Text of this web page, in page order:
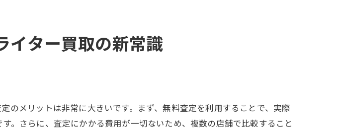
ポート
イター買取の新常識
のメリットは非常に大きいです。まず、無料査定を利用することで、実際
。さらに、査定にかかる費用が一切ないため、複数の店舗で比較すること